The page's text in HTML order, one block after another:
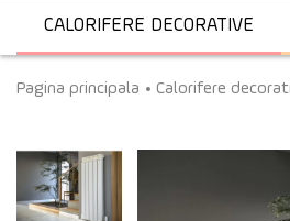
CALORIFERE DECORATIVE
Pagina principala Calorifere